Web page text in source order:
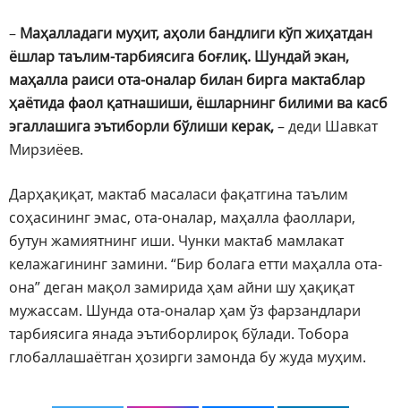
– Маҳалладаги муҳит, аҳоли бандлиги кўп жиҳатдан
ёшлар таълим-тарбиясига боғлиқ. Шундай экан,
маҳалла раиси ота-оналар билан бирга мактаблар
ҳаётида фаол қатнашиши, ёшларнинг билими ва касб
эгаллашига эътиборли бўлиши керак,– деди Шавкат
Мирзиёев.
Дарҳақиқат, мактаб масаласи фақатгина таълим
соҳасининг эмас, ота-оналар, маҳалла фаоллари,
бутун жамиятнинг иши. Чунки мактаб мамлакат
келажагининг замини. “Бир болага етти маҳалла ота-
она” деган мақол замирида ҳам айни шу ҳақиқат
мужассам. Шунда ота-оналар ҳам ўз фарзандлари
тарбиясига янада эътиборлироқ бўлади. Тобора
глобаллашаётган ҳозирги замонда бу жуда муҳим.